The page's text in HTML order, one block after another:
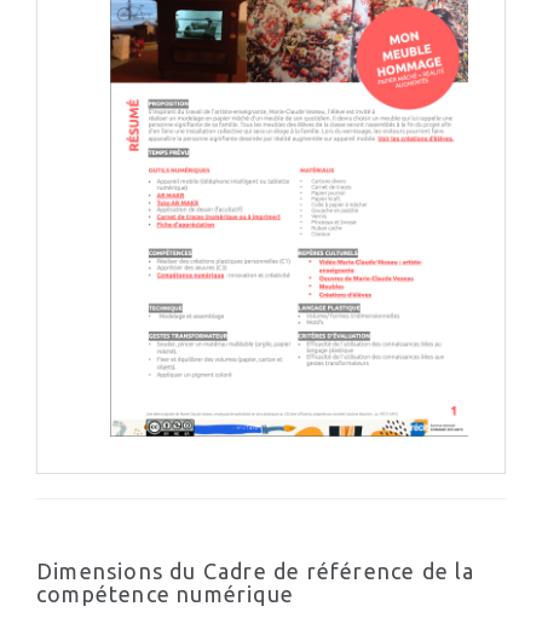
Dimensions du Cadre de référence de la
compétence numérique